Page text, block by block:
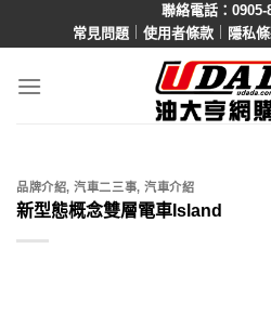
聯絡電話：0905-
常見問題｜ 使用者條款｜ 隱私
品牌介紹,汽車二三事,汽車介紹
新型態概念雙層電車Island